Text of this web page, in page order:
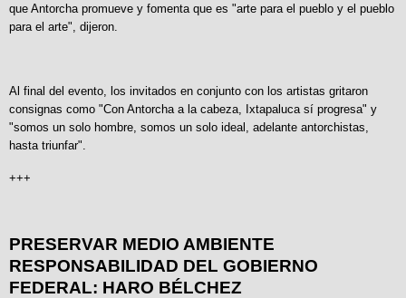
que Antorcha promueve y fomenta que es "arte para el pueblo y el pueblo
para el arte", dijeron.
Al final del evento, los invitados en conjunto con los artistas gritaron
consignas como "Con Antorcha a la cabeza, Ixtapaluca sí progresa" y
"somos un solo hombre, somos un solo ideal, adelante antorchistas,
hasta triunfar".
+++
PRESERVAR MEDIO AMBIENTE
RESPONSABILIDAD DEL GOBIERNO
FEDERAL: HARO BÉLCHEZ